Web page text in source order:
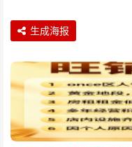
生成海报